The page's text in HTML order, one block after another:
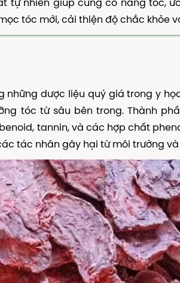
tự nhiên giúp củng cố nang tóc,
tóc mới, cải thiện độ chắc khỏe
những dược liệu quý giá trong y
tóc từ sâu bên trong. Thành
tannin, và các hợp chất
tác nhân gây hại từ môi trường